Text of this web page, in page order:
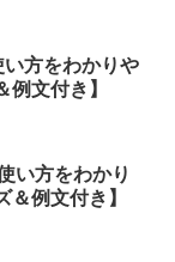
い方をわかりや
文付き】
い方をわかり
例文付き】